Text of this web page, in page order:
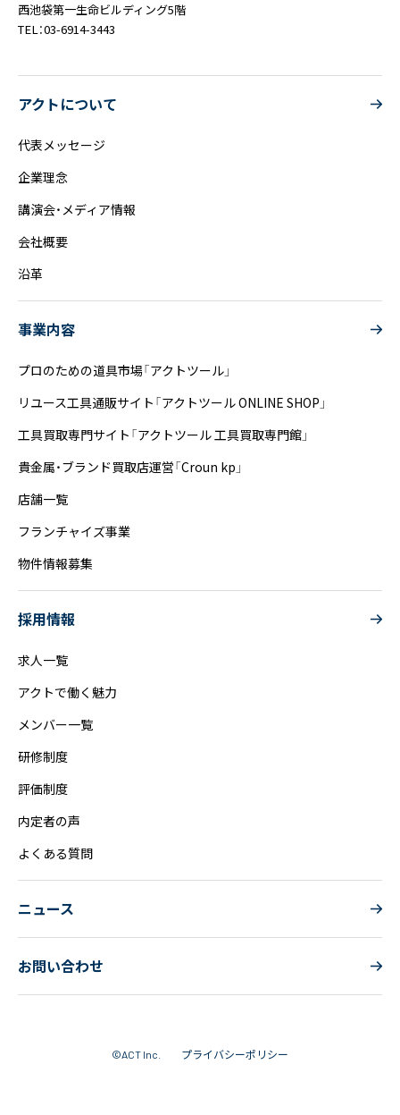
西池袋第一生命ビルディング5階
TEL：03-6914-3443
アクトについて
代表メッセージ
企業理念
講演会・メディア情報
会社概要
沿革
事業内容
プロのための道具市場「アクトツール」
リユース工具通販サイト「アクトツール ONLINE SHOP」
工具買取専門サイト「アクトツール 工具買取専門館」
貴金属・ブランド買取店運営「Croun kp」
店舗一覧
フランチャイズ事業
物件情報募集
採用情報
求人一覧
アクトで働く魅力
メンバー一覧
研修制度
評価制度
内定者の声
よくある質問
ニュース
お問い合わせ
©ACT Inc. プライバシーポリシー